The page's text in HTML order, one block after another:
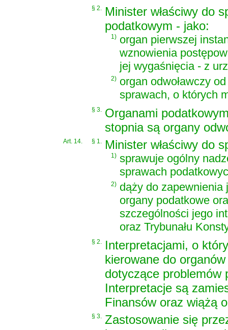
§ 2. Minister właściwy do
podatkowym - jako:
1) organ pierwszej
wznowienia
jej wygaśnięcia - z
2) organ odwoławczy
sprawach, o których
§ 3. Organami
stopnia są organy
Art. 14. § 1. Minister właściwy do
1) sprawuje ogólny
sprawach
2) dąży do zapewnienia
organy podatkowe
szczególności jego
oraz Trybunału
§ 2. Interpretacjami, o
kierowane do
dotyczące problemów
Interpretacje są
Finansów oraz wiążą
§ 3. Zastosowanie się